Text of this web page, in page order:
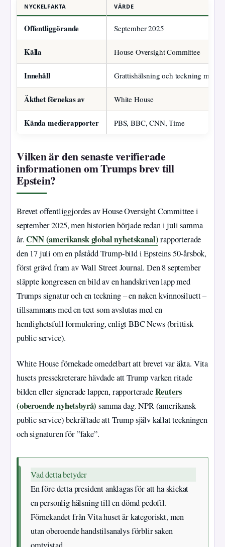
NYCKELFAKTA VÄRDE
Offentliggörande September 2025
Källa House Oversight Committee
Innehåll Grattishälsning och teckning med
Äkthet förnekas av White House
Kända medierapporter PBS, BBC, CNN, Time
Vilken är den senaste verifierade
informationen om Trumps brev till
Epstein?
Brevet offentliggjordes av House Oversight Committee i
september 2025, men historien började redan i juli samma
år.CNN (amerikansk global nyhetskanal)rapporterade
den 17 juli om en påstådd Trump-bild i Epsteins 50-årsbok,
först grävd fram av Wall Street Journal. Den 8 september
släppte kongressen en bild av en handskriven lapp med
Trumps signatur och en teckning – en naken kvinnosiluett –
tillsammans med en text som avslutas med en
hemlighetsfull formulering, enligt BBC News (brittisk
public service).
White House förnekade omedelbart att brevet var äkta. Vita
husets pressekreterare hävdade att Trump varken ritade
bilden eller signerade lappen, rapporteradeReuters
(oberoende nyhetsbyrå) samma dag. NPR (amerikansk
public service) bekräftade att Trump själv kallat teckningen
och signaturen för ”fake”.
Vad detta betyder
En före detta president anklagas för att ha skickat
en personlig hälsning till en dömd pedofil.
Förnekandet från Vita huset är kategoriskt, men
utan oberoende handstilsanalys förblir saken
omtvistad.